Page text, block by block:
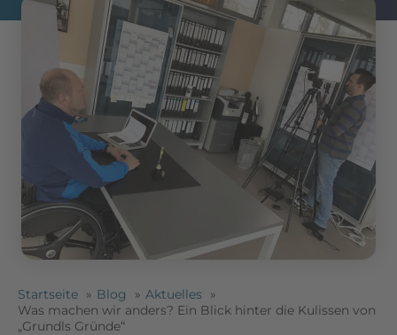
Startseite Blog
Aktuelles
Was machen wir anders? Ein Blick hinter die Kulissen von
„Grundls Gründe“